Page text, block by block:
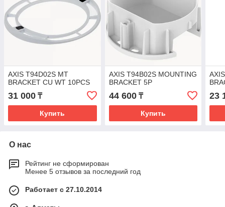
AXIS T94D02S MT
BRACKET CU WT 10PCS
31 000 ₸
Купить
AXIS T94B02S MOUNTING
BRACKET 5P
44 600₸
Купить
23
О нас
Рейтинг не сформирован
Менее 5 отзывов за последний год
Работает с 27.10.2014